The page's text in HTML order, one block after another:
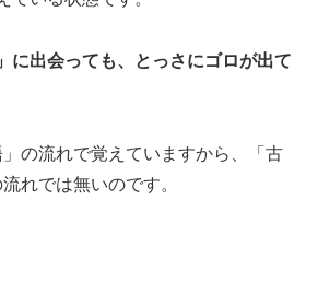
に出会っても、とっさにゴロが出て
の流れで覚えていますから、「古
れでは無いのです。